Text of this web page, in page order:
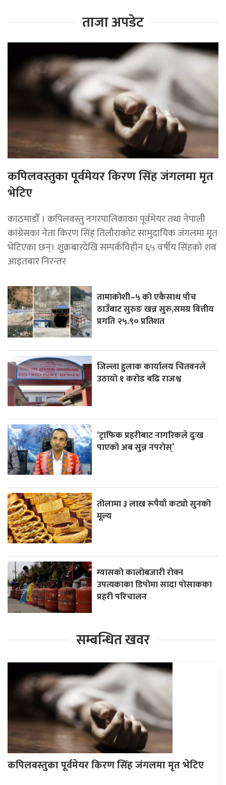
ताजा अपडेट
कपिलवस्तुका पूर्वमेयर किरण सिंह जंगलमा मृत
भेटिए
काठमाडाैँ । कपिलवस्तु नगरपालिकाका पूर्वमेयर तथा नेपाली
कांग्रेसका नेता किरण सिंह तिलौराकोट सामुदायिक जंगलमा मृत
भेटिएका छन्। शुक्रबारदेखि सम्पर्कविहीन ६५ वर्षीय सिंहको शव
आइतबार निरन्तर
तामाकोशी–५ को एकैसाथ पाँच
ठाउँबाट सुरुङ खन्न सुरु,समग्र वित्तीय
प्रगति २५.९० प्रतिशत
जिल्ला हुलाक कार्यालय चितवनले
उठायो १ करोड बढि राजश्व
‘ट्राफिक प्रहरीबाट नागरिकले दुःख
पाएको अब सुन्न नपरोस्’
तोलामा ३ लाख रूपैयाँ कट्यो सुनको
मूल्य
ग्यासको कालोबजारी रोक्न
उपत्यकाका डिपोमा सादा पोसाकका
प्रहरी परिचालन
सम्बन्धित खवर
कपिलवस्तुका पूर्वमेयर किरण सिंह जंगलमा मृत भेटिए